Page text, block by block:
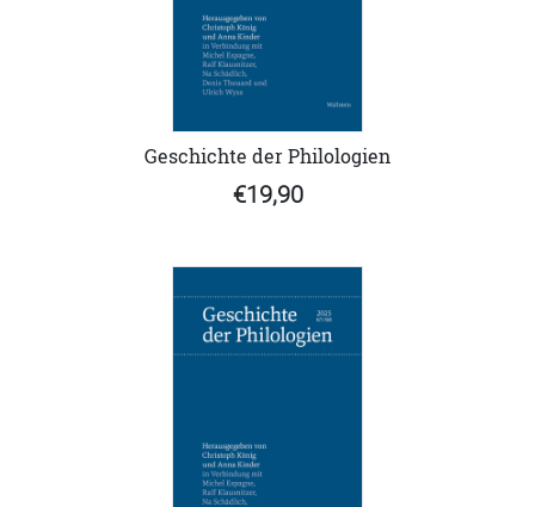
Geschichte der Philologien
€19,90